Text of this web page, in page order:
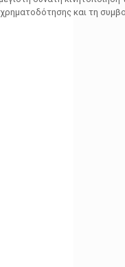
χρηματοδότησης και τη